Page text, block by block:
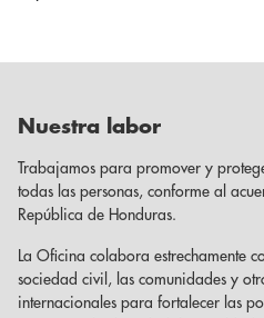
Nuestra labor
Trabajamos para promover y
todas las personas, conforme al
República de Honduras.
La Oficina colabora estrechamente
sociedad civil, las comunidades y
internacionales para fortalecer las